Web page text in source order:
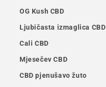
OG Kush CBD
Ljubičasta izmaglica CBD
Cali CBD
Mjesečev CBD
CBD pjenušavo žuto